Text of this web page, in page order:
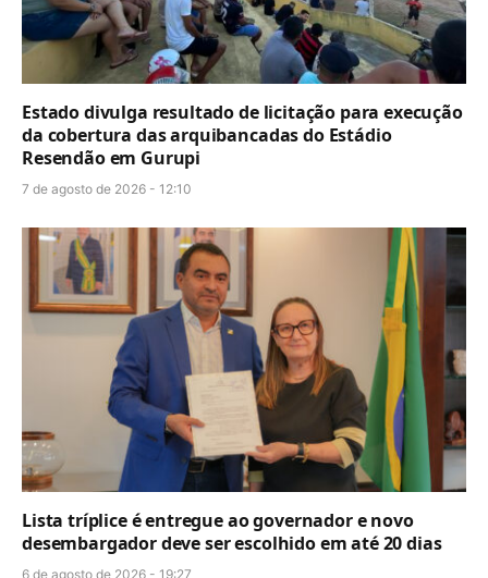
Estado divulga resultado de licitação para execução
da cobertura das arquibancadas do Estádio
Resendão em Gurupi
7 de agosto de 2026 - 12:10
Lista tríplice é entregue ao governador e novo
desembargador deve ser escolhido em até 20 dias
6 de agosto de 2026 - 19:27